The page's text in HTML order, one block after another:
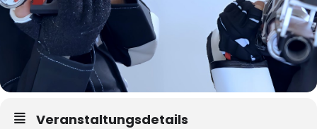
Veranstaltungsdetails